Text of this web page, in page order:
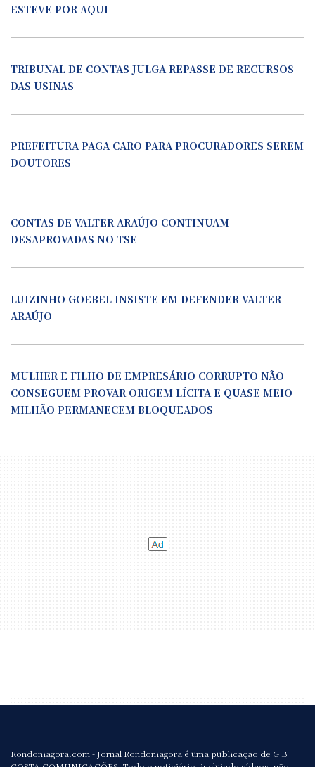
ESTEVE POR AQUI
TRIBUNAL DE CONTAS JULGA REPASSE DE RECURSOS
DAS USINAS
PREFEITURA PAGA CARO PARA PROCURADORES SEREM
DOUTORES
CONTAS DE VALTER ARAÚJO CONTINUAM
DESAPROVADAS NO TSE
LUIZINHO GOEBEL INSISTE EM DEFENDER VALTER
ARAÚJO
MULHER E FILHO DE EMPRESÁRIO CORRUPTO NÃO
CONSEGUEM PROVAR ORIGEM LÍCITA E QUASE MEIO
MILHÃO PERMANECEM BLOQUEADOS
Rondoniagora.com - Jornal Rondoniagora é uma publicação de G B